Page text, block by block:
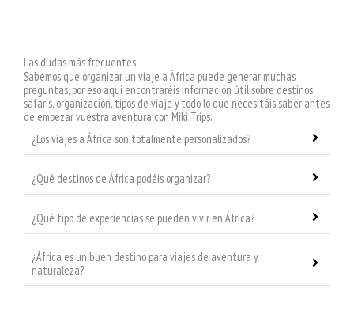
Las dudas más frecuentes
Sabemos que organizar un viaje a África puede generar muchas
preguntas, por eso aquí encontraréis información útil sobre destinos,
safaris, organización, tipos de viaje y todo lo que necesitáis saber antes
de empezar vuestra aventura con Miki Trips.
¿Los viajes a África son totalmente personalizados?
¿Qué destinos de África podéis organizar?
¿Qué tipo de experiencias se pueden vivir en África?
¿África es un buen destino para viajes de aventura y
naturaleza?